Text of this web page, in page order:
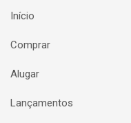
Início
Comprar
Alugar
Lançamentos